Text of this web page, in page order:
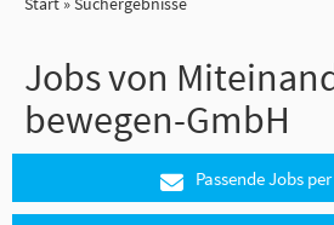
Jobs von
bewegen-GmbH
Passende Jobs